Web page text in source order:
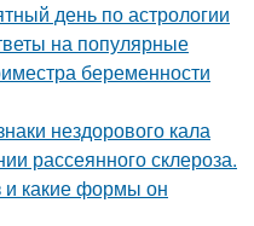
день по астрологии
на популярные
беременности
нездорового кала
рассеянного склероза.
и какие формы он